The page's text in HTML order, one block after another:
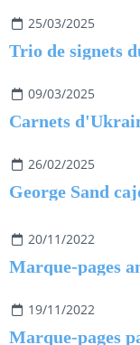
25/03/2025
Trio de signets
09/03/2025
Carnets
26/02/2025
George Sand
20/11/2022
Marque-pages
19/11/2022
Marque-pages